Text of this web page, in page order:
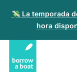
💸 La temporada
hora
Iniciar sesión